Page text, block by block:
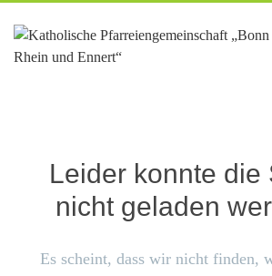
springen
Leider konnte die
nicht geladen
Es scheint, dass wir nicht finden,